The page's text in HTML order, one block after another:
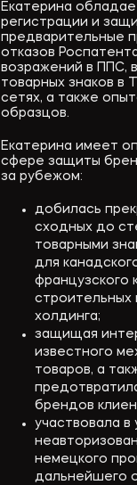
Екатерина
регистрации и
предварительные
отказов
возражений в ППС,
товарных знаков в
сетях, а также
образцов.
Екатерина имеет
сфере защиты
за рубежом:
добилась
сходных до
товарными
для
французского
строительных
холдинга;
защищая
известного
товаров, а
брендов
участвовала
немецкого
дальнейшего